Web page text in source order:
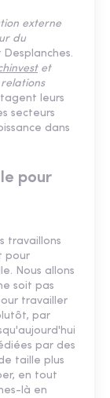
externe
du
Desplanches.
et
leurs
secteurs
dans
pour
travaillons
pour
Nous allons
soit pas
travailler
par
par des
taille plus
en tout
là en